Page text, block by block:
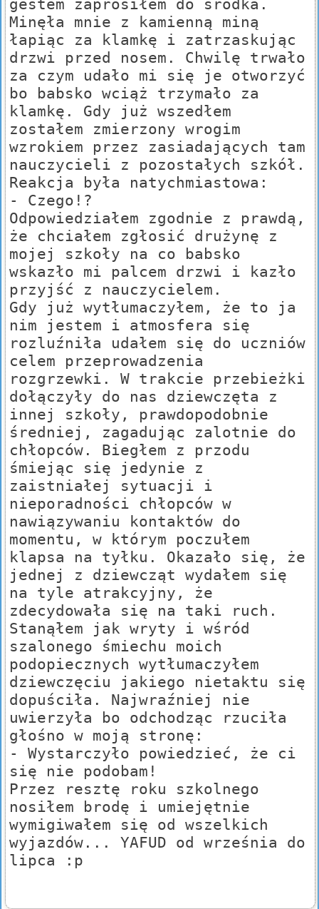
gestem zaprosiłem do środka.
Minęła mnie z kamienną miną
łapiąc za klamkę i zatrzaskując
drzwi przed nosem. Chwilę trwało
za czym udało mi się je otworzyć
bo babsko wciąż trzymało za
klamkę. Gdy już wszedłem
zostałem zmierzony wrogim
wzrokiem przez zasiadających tam
nauczycieli z pozostałych szkół.
Reakcja była natychmiastowa:
- Czego!?
Odpowiedziałem zgodnie z prawdą,
że chciałem zgłosić drużynę z
mojej szkoły na co babsko
wskazło mi palcem drzwi i kazło
przyjść z nauczycielem.
Gdy już wytłumaczyłem, że to ja
nim jestem i atmosfera się
rozluźniła udałem się do uczniów
celem przeprowadzenia
rozgrzewki. W trakcie przebieżki
dołączyły do nas dziewczęta z
innej szkoły, prawdopodobnie
średniej, zagadując zalotnie do
chłopców. Biegłem z przodu
śmiejąc się jedynie z
zaistniałej sytuacji i
nieporadności chłopców w
nawiązywaniu kontaktów do
momentu, w którym poczułem
klapsa na tyłku. Okazało się, że
jednej z dziewcząt wydałem się
na tyle atrakcyjny, że
zdecydowała się na taki ruch.
Stanąłem jak wryty i wśród
szalonego śmiechu moich
podopiecznych wytłumaczyłem
dziewczęciu jakiego nietaktu się
dopuściła. Najwraźniej nie
uwierzyła bo odchodząc rzuciła
głośno w moją stronę:
- Wystarczyło powiedzieć, że ci
się nie podobam!
Przez resztę roku szkolnego
nosiłem brodę i umiejętnie
wymigiwałem się od wszelkich
wyjazdów... YAFUD od września do
lipca :p